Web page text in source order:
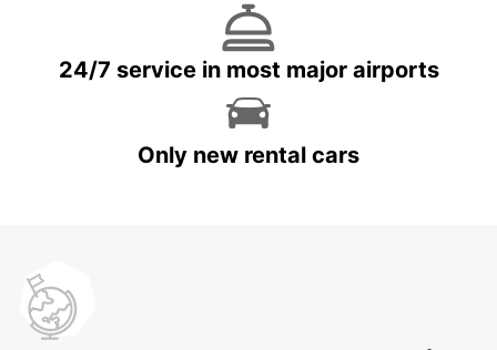
24/7 service in most major airports
Only new rental cars